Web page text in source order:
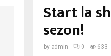
Start la
sezon!
by admin 0 633